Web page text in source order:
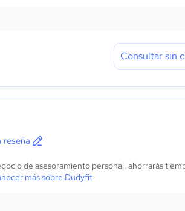
Consultar sin
reseña
de asesoramiento personal, ahorrarás
más sobre Dudyfit